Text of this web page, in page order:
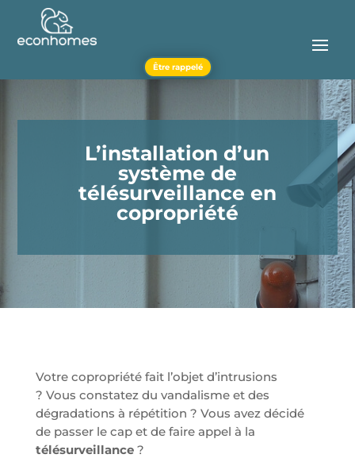
Être rappelé
L’installation d’un
système de
télésurveillance en
copropriété
Votre copropriété fait l’objet d’intrusions
? Vous constatez du vandalisme et des
dégradations à répétition ? Vous avez décidé
de passer le cap et de faire appel à la
télésurveillance?